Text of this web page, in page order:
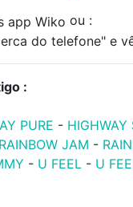
ou :
do telefone" e
:
PURE - HIGHWAY
RAINBOW JAM -
- U FEEL - U